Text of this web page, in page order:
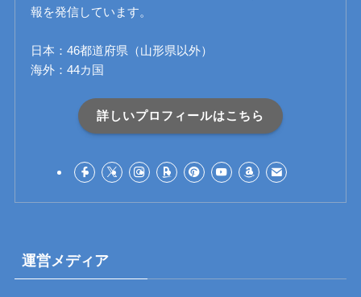
報を発信しています。
日本：46都道府県（山形県以外）
海外：44カ国
詳しいプロフィールはこちら
運営メディア